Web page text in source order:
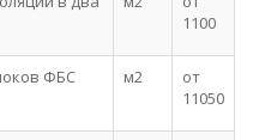
1100
ФБС м2
от
11050